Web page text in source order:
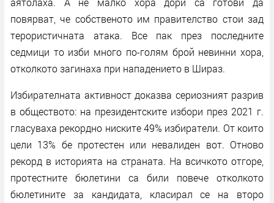
повярват, че собственото им правителство стои зад
терористичната атака. Все пак през последните
седмици то изби много по-голям брой невинни хора,
отколкото загинаха при нападението в Шираз.
Избирателната активност доказва сериозният разрив
в обществото: на президентските избори през 2021 г.
гласуваха рекордно ниските 49% избиратели. От които
цели 13% бе протестен или невалиден вот. Отново
рекорд в историята на страната. На всичкото отгоре,
протестните бюлетини са били повече отколкото
бюлетините за кандидата, класирал се на второ